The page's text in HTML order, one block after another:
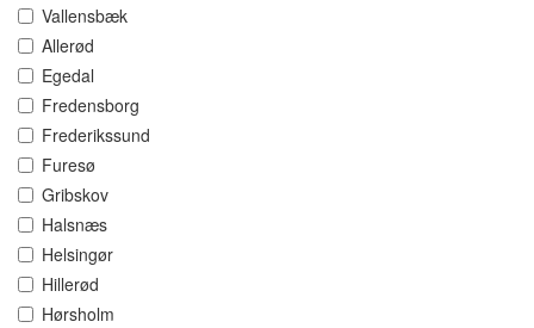
Vallensbæk
Allerød
Egedal
Fredensborg
Frederikssund
Furesø
Gribskov
Halsnæs
Helsingør
Hillerød
Hørsholm